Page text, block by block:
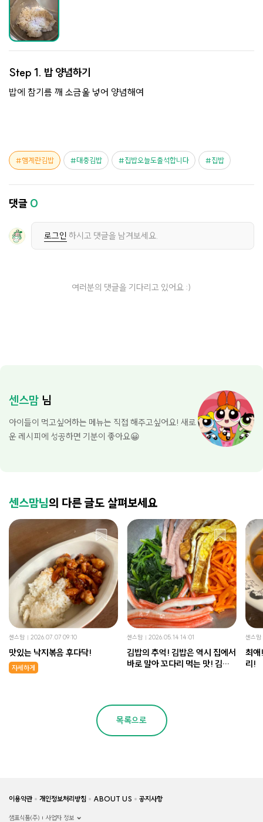
Step 1. 밥 양념하기
밥에 참기름 깨 소금울 넣어 양념해여
햄계란김밥 대충김밥 집밥오늘도출석합니다 집밥
댓글 0
로그인 하시고 댓글을 남겨보세요.
여러분의 댓글을 기다리고 있어요 :)
센스맘 님
아이들이 먹고싶어하는 메뉴는 직접 해주고싶어요! 새로
운 레시피에 성공하면 기분이 좋아요😀
센스맘님의 다른 글도 살펴보세요
센스맘 2026.07.07 09:10
맛있는 낙지볶음 후다닥!
자세하게
센스맘 2026.05.14 14:01
김밥의 추억! 김밥은 역시 집에서
바로 말아 꼬다리 먹는 맛! 김밥
센스맘
최애! 진짜 너무 맛있는
리!
목록으로
이용약관 개인정보처리방침 ABOUT US 공지사항
샘표식품(주) 사업자 정보